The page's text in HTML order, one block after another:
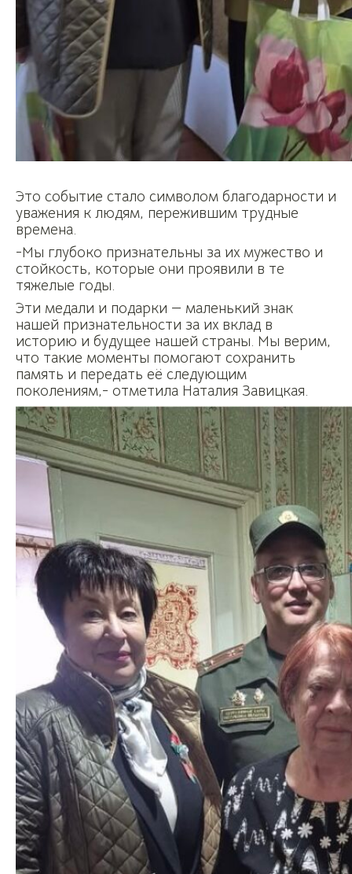
Это событие стало символом благодарности и
уважения к людям, пережившим трудные
времена.
-Мы глубоко признательны за их мужество и
стойкость, которые они проявили в те
тяжелые годы.
Эти медали и подарки — маленький знак
нашей признательности за их вклад в
историю и будущее нашей страны. Мы верим,
что такие моменты помогают сохранить
память и передать её следующим
поколениям,- отметила Наталия Завицкая.